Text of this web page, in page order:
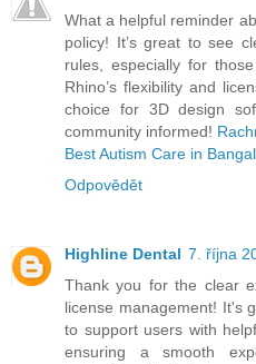
What a helpful reminder
policy! It’s great to see
rules, especially for
Rhino’s flexibility and
choice for 3D design
community informed!
Best Autism Care in
Odpovědět
Highline Dental 7. října
Thank you for the clear
license management! It's
to support users with
ensuring a smooth